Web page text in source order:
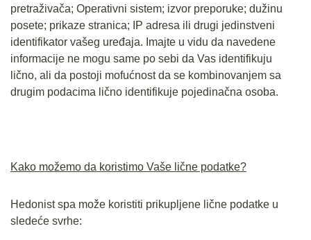
pretraživača; Operativni sistem; izvor preporuke; dužinu
posete; prikaze stranica; IP adresa ili drugi jedinstveni
identifikator vašeg uređaja. Imajte u vidu da navedene
informacije ne mogu same po sebi da Vas identifikuju
lično, ali da postoji mofućnost da se kombinovanjem sa
drugim podacima lično identifikuje pojedinačna osoba.
Kako možemo da koristimo Vaše lične podatke?
Hedonist spa može koristiti prikupljene lične podatke u
sledeće svrhe: